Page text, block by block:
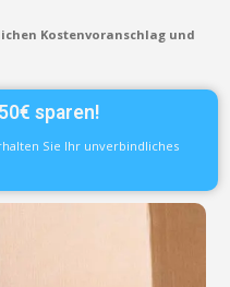
Kostenvoranschlag und
sparen!
Sie Ihr unverbindliches